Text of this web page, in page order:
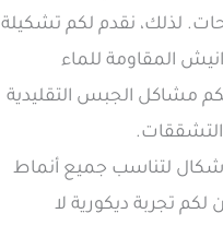
لذلك، نقدم لكم تشكيلة
المقاومة للماء
مشاكل الجبس التقليدية
لتناسب جميع أنماط
لكم تجربة ديكورية لا